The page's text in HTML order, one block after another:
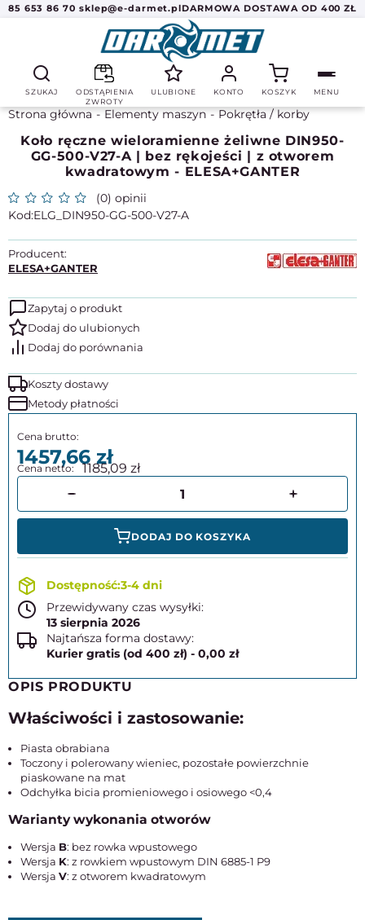
85 653 86 70 sklep@e-darmet.plDARMOWA DOSTAWA OD 400 ZŁ
SZUKAJ
ODSTĄPIENIA
ZWROTY
ULUBIONE KONTO KOSZYK MENU
Strona główna Elementy maszyn Pokrętła / korby
Koło ręczne wieloramienne żeliwne DIN950-
GG-500-V27-A | bez rękojeści | z otworem
kwadratowym - ELESA+GANTER
(0) opinii
ELG_DIN950-GG-500-V27-A
Producent:
ELESA+GANTER
Zapytaj o produkt
Koszty dostawy
Metody płatności
1457,661185,09
DODAJ DO KOSZYKA
3-4 dni
Przewidywany czas wysyłki:
13 sierpnia 2026
Najtańsza forma dostawy:
Kurier gratis (od 400 zł) - 0,00 zł
OPIS PRODUKTU
Właściwości i zastosowanie:
Piasta obrabiana
Toczony i polerowany wieniec, pozostałe powierzchnie
piaskowane na mat
Odchyłka bicia promieniowego i osiowego <0,4
Warianty wykonania otworów
Wersja B: bez rowka wpustowego
Wersja K: z rowkiem wpustowym DIN 6885-1 P9
Wersja V: z otworem kwadratowym